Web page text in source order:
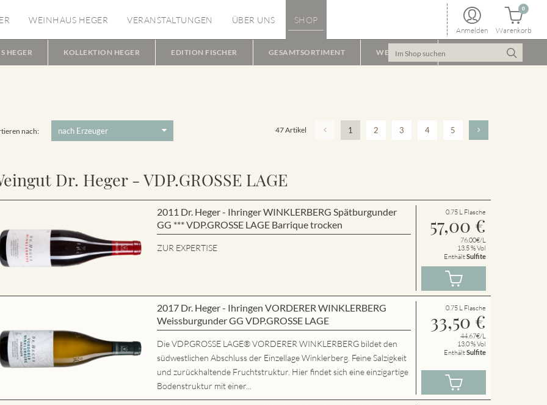
WEINHAUS HEGER VERANSTALTUNGEN ÜBER UNS SHOP
Anmelden Warenkorb
0
HEGER KOLLEKTION HEGER EDITION FISCHER GESAMTSORTIMENT WEINPAKET
nach: 47 Artikel 1 2 3 4 5
Dr. Heger - VDP.GROSSE LAGE
2011 Dr. Heger - Ihringer WINKLERBERG Spätburgunder
GG *** VDP.GROSSE LAGE Barrique trocken
ZUR EXPERTISE
0.75 L Flasche
57,00 €
76.00€/L
13.5 % Vol
EnthältSulfite
2017 Dr. Heger - Ihringen VORDERER WINKLERBERG
Weissburgunder GG VDP.GROSSE LAGE
Die VDP.GROSSE LAGE® VORDERER WINKLERBERG bildet den
südwestlichen Abschluss der Einzellage Winklerberg. Feine Salzigkeit
und zurückhaltende Fruchtstruktur. Hier findet sich eine einzigartige
Bodenstruktur mit einer...
0.75 L Flasche
33,50 €
44.67€/L
13.0 % Vol
EnthältSulfite